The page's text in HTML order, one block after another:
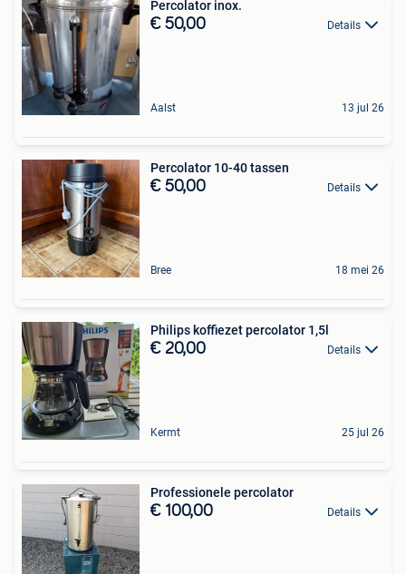
Percolator inox.
€ 50,00 Details
Aalst 13 jul 26
Percolator 10-40 tassen
€ 50,00 Details
Bree 18 mei 26
Philips koffiezet percolator 1,5l
€ 20,00 Details
Kermt 25 jul 26
Professionele percolator
€ 100,00 Details